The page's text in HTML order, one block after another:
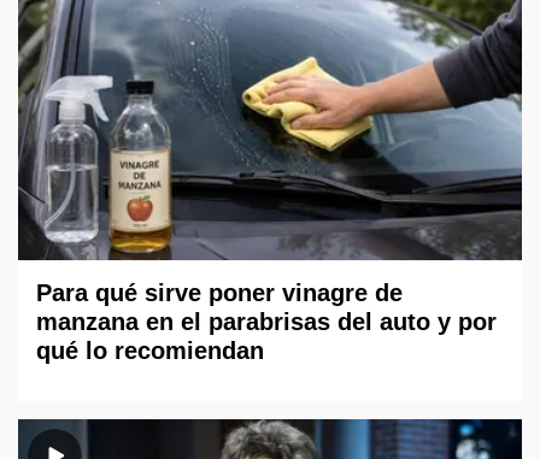
Para qué sirve poner vinagre de
manzana en el parabrisas del auto y por
qué lo recomiendan